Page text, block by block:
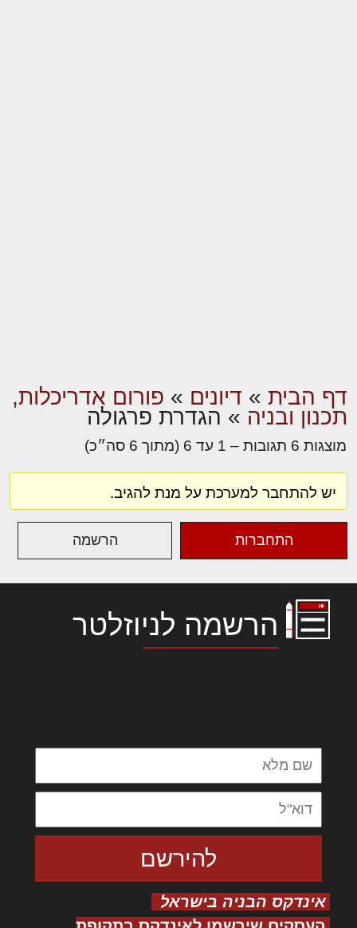
דף הבית » דיונים » פורום אדריכלות,
תכנון ובניה » הגדרת פרגולה
מוצגות 6 תגובות – 1 עד 6 (מתוך 6 סה״כ)
יש להתחבר למערכת על מנת להגיב.
התחברות הרשמה
הרשמה לניוזלטר
אינדקס הבניה בישראל